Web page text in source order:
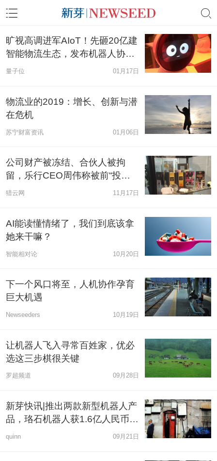
旷视高调进军AIoT！先砸20亿建
智能物流生态，发布机器人协作
大脑河图
量子位 01月17日
物流业的2019：增长、创新与潜
在危机
苏宁财富资讯 01月06日
公司财产被冻结、合伙人被拘
留，乐行CEO周伟称被前“投资
人”敲诈
猎云网 11月17日
AI能读懂情绪了，我们到底该拿
她来干嘛？
智能相对论 10月20日
下一个风口将至，人机协作孕育
巨大机遇
Newseeders 10月19日
让机器人飞入寻常百姓家，优必
选这三步棋很关键
罗超频道 09月28日
新芽快讯|推出两款新型机器人产
品，珞石机器人获1.6亿人民币B
轮融资
quinn 09月21日